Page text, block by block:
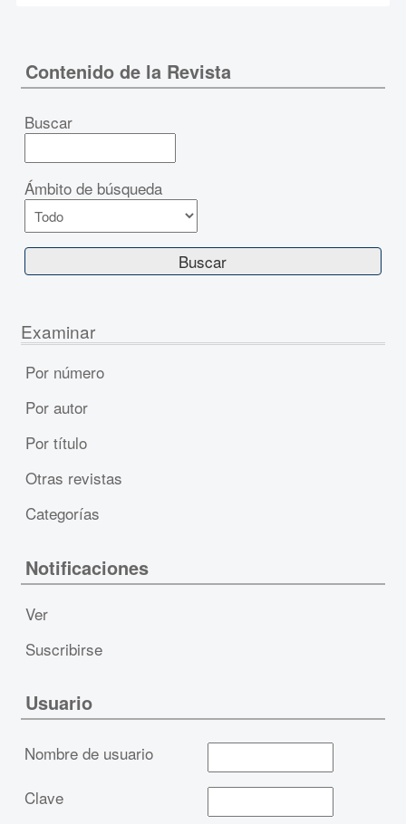
Contenido de la Revista
Buscar
Ámbito de búsqueda
Examinar
Por número
Por autor
Por título
Otras revistas
Categorías
Notificaciones
Ver
Suscribirse
Usuario
Nombre de usuario
Clave